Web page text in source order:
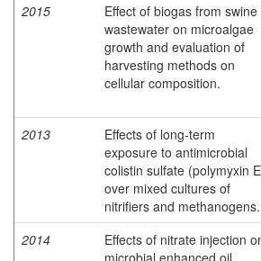
2015
Effect of biogas from swine
wastewater on microalgae
growth and evaluation of
harvesting methods on
cellular composition.
2013
Effects of long-term
exposure to antimicrobial
colistin sulfate (polymyxin
over mixed cultures of
nitrifiers and methanogens.
2014
Effects of nitrate injection
microbial enhanced oil